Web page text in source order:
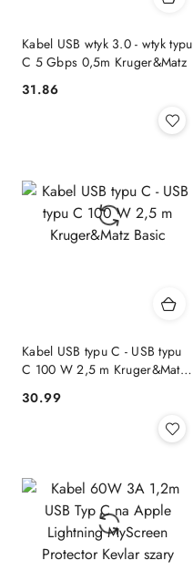
Kabel USB wtyk 3.0 - wtyk typu
C 5 Gbps 0,5m Kruger&Matz
Cena:
31.86
Kabel USB typu C - USB typu
C 100 W 2,5 m Kruger&Matz
Cena:
30.99